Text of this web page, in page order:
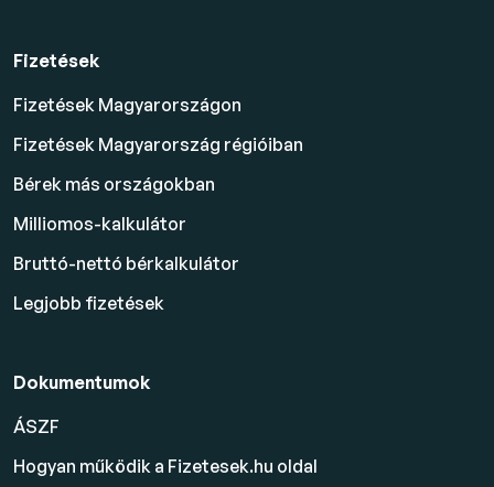
Fizetések
Fizetések Magyarországon
Fizetések Magyarország régióiban
Bérek más országokban
Milliomos-kalkulátor
Bruttó-nettó bérkalkulátor
Legjobb fizetések
Dokumentumok
ÁSZF
Hogyan működik a Fizetesek.hu oldal